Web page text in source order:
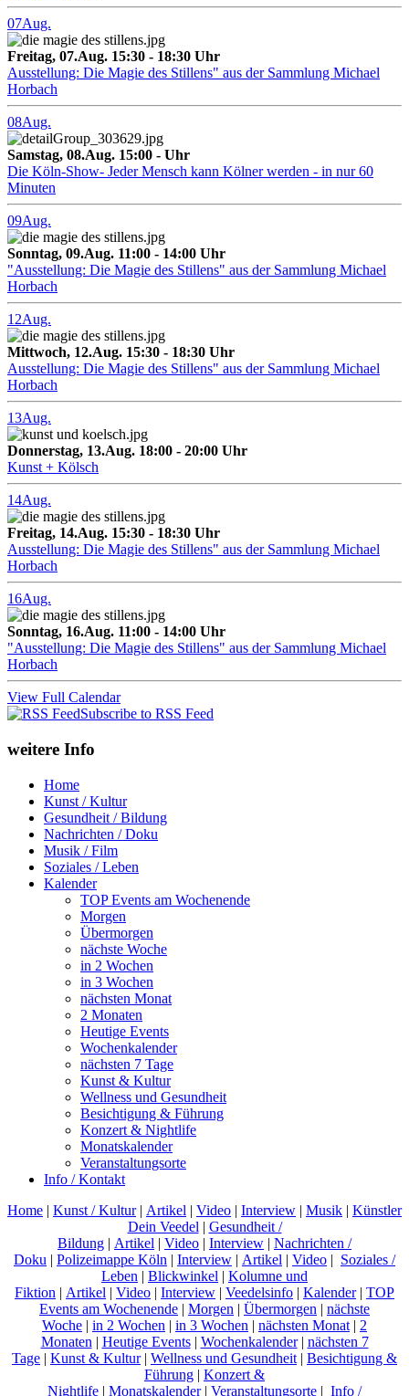
07Aug.
Freitag, 07.Aug. 15:30 - 18:30 Uhr
Ausstellung: Die Magie des Stillens" aus der Sammlung Michael
Horbach
08Aug.
Samstag, 08.Aug. 15:00 - Uhr
Die Köln-Show- Jeder Mensch kann Kölner werden - in nur 60
Minuten
09Aug.
Sonntag, 09.Aug. 11:00 - 14:00 Uhr
"Ausstellung: Die Magie des Stillens" aus der Sammlung Michael
Horbach
12Aug.
Mittwoch, 12.Aug. 15:30 - 18:30 Uhr
Ausstellung: Die Magie des Stillens" aus der Sammlung Michael
Horbach
13Aug.
Donnerstag, 13.Aug. 18:00 - 20:00 Uhr
Kunst + Kölsch
14Aug.
Freitag, 14.Aug. 15:30 - 18:30 Uhr
Ausstellung: Die Magie des Stillens" aus der Sammlung Michael
Horbach
16Aug.
Sonntag, 16.Aug. 11:00 - 14:00 Uhr
"Ausstellung: Die Magie des Stillens" aus der Sammlung Michael
Horbach
View Full Calendar
Subscribe to RSS Feed
weitere Info
Home
Kunst / Kultur
Gesundheit / Bildung
Nachrichten / Doku
Musik / Film
Soziales / Leben
Kalender
TOP Events am Wochenende
Morgen
Übermorgen
nächste Woche
in 2 Wochen
in 3 Wochen
nächsten Monat
2 Monaten
Heutige Events
Wochenkalender
nächsten 7 Tage
Kunst & Kultur
Wellness und Gesundheit
Besichtigung & Führung
Konzert & Nightlife
Monatskalender
Veranstaltungsorte
Info / Kontakt
Home | Kunst / Kultur| Artikel | Video | Interview | Musik | Künstler
Dein Veedel | Gesundheit /
Bildung | Artikel | Video | Interview | Nachrichten /
Doku | Polizeimappe Köln | Interview | Artikel | Video | Soziales /
Leben | Blickwinkel | Kolumne und
Fiktion | Artikel | Video | Interview | Veedelsinfo | Kalender| TOP
Events am Wochenende | Morgen | Übermorgen | nächste
Woche | in 2 Wochen | in 3 Wochen | nächsten Monat | 2
Monaten | Heutige Events| Wochenkalender| nächsten 7
Tage | Kunst & Kultur| Wellness und Gesundheit | Besichtigung &
Führung | Konzert &
Nightlife | Monatskalender| Veranstaltungsorte | Info /